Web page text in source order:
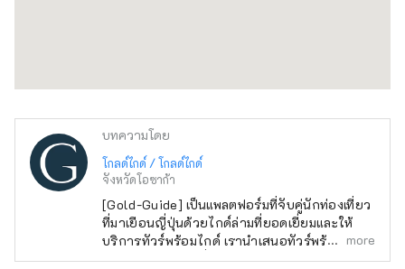
บทความโดย
โกลด์ไกด์ / โกลด์ไกด์
จังหวัดโอซาก้า
[Gold-Guide] เป็นแพลตฟอร์มที่จับคู่นักท่องเที่ยว
ที่มาเยือนญี่ปุ่นด้วยไกด์ล่ามที่ยอดเยี่ยมและให้
บริการทัวร์พร้อมไกด์ เรานำเสนอทัวร์พร้อมไกด์ที่
น่าจดจำสำหรับผู้ที่มองหาประสบการณ์พิเศษใน
more